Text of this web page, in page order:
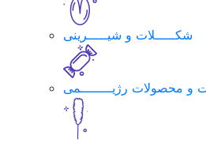
شکـــــلات و شیـــــرینی
و محصولات رژیــــــــمی